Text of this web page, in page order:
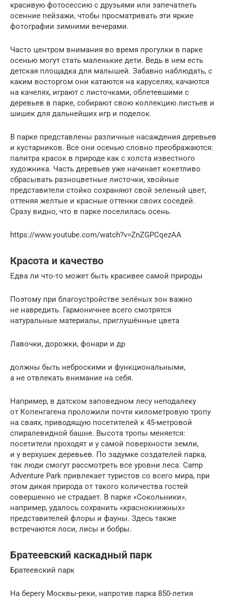
красивую фотосессию с друзьями или запечатлеть
осенние пейзажи, чтобы просматривать эти яркие
фотографии зимними вечерами.
Часто центром внимания во время прогулки в парке
осенью могут стать маленькие дети. Ведь в нем есть
детская площадка для малышей. Забавно наблюдать, с
каким восторгом они катаются на каруселях, качаются
на качелях, играют с листочками, облетевшими с
деревьев в парке, собирают свою коллекцию листьев и
шишек для дальнейших игр и поделок.
В парке представлены различные насаждения деревьев
и кустарников. Все они осенью словно преображаются:
палитра красок в природе как с холста известного
художника. Часть деревьев уже начинает кокетливо
сбрасывать разноцветные листочки, хвойные
представители стойко сохраняют свой зеленый цвет,
оттеняя желтые и красные оттенки своих соседей.
Сразу видно, что в парке поселилась осень.
https://www.youtube.com/watch?v=ZnZGPCqezAA
Красота и качество
Едва ли что-то может быть красивее самой природы
Поэтому при благоустройстве зелёных зон важно
не навредить. Гармоничнее всего смотрятся
натуральные материалы, приглушённые цвета
Лавочки, дорожки, фонари и др
должны быть неброскими и функциональными,
а не отвлекать внимание на себя.
Например, в датском заповедном лесу неподалеку
от Копенгагена проложили почти километровую тропу
на сваях, приводящую посетителей к 45-метровой
спиралевидной башне. Высота тропы меняется:
посетители проходят и у самой поверхности земли,
и у верхушек деревьев. По задумке создателей парка,
так люди смогут рассмотреть все уровни леса. Camp
Adventure Park привлекает туристов со всего мира, при
этом дикая природа от такого количества гостей
совершенно не страдает. В парке «Сокольники»,
например, удалось сохранить «краснокнижных»
представителей флоры и фауны. Здесь также
встречаются лоси, лисы и бобры.
Братеевский каскадный парк
Братеевский парк
На берегу Москвы-реки, напротив парка 850-летия